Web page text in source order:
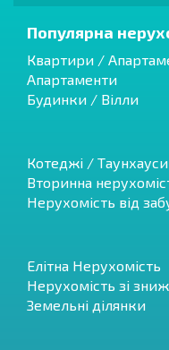
Популярна
Квартири /
Апартаменти
Будинки / Вілли
Котеджі / Таунхауси
Вторинна
Нерухомість від
Елітна Нерухомість
Нерухомість зі
Земельні ділянки